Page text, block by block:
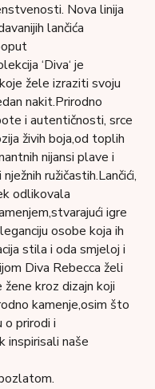
Nova linija
lančića
‘Diva‘ je
žele izraziti svoju
nakit.Prirodno
i autentičnosti, srce
živih boja,od toplih
nijansi plave i
ružičastih.Lančići,
odlikovala
igre
osobe koja ih
stila i oda smjeloj i
Diva Rebecca želi
kroz dizajn koji
kamenje,osim što
o prirodi i
inspirisali naše